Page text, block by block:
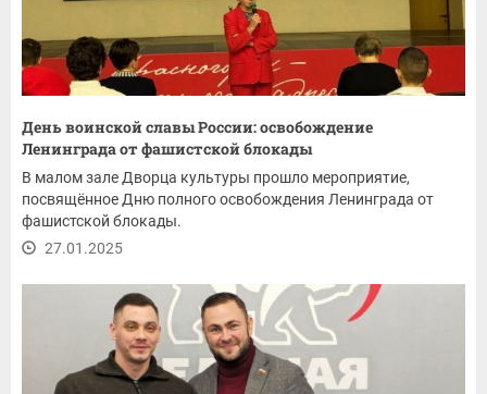
День воинской славы России: освобождение
Ленинграда от фашистской блокады
В малом зале Дворца культуры прошло мероприятие,
посвящённое Дню полного освобождения Ленинграда от
фашистской блокады.
27.01.2025